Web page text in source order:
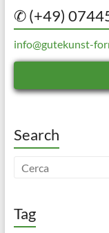
✆ (+49)
info@gutekunst-
Search
Tag